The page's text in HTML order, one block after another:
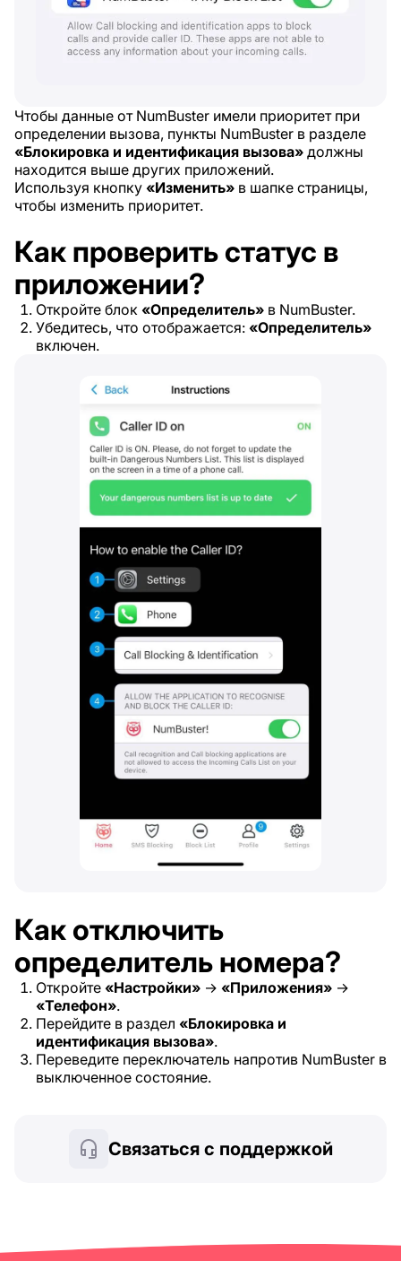
Чтобы данные от NumBuster имели приоритет при
определении вызова, пункты NumBuster в разделе
«Блокировка и идентификация вызова» должны
находится выше других приложений.
Используя кнопку «Изменить» в шапке страницы,
чтобы изменить приоритет.
Как проверить статус в
приложении?
Откройте блок «Определитель» в NumBuster.
Убедитесь, что отображается: «Определитель»
включен.
Как отключить
определитель номера?
Откройте «Настройки» → «Приложения» →
«Телефон».
Перейдите в раздел «Блокировка и
идентификация вызова».
Переведите переключатель напротив NumBuster в
выключенное состояние.
Связаться с поддержкой